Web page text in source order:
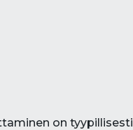
on tyypillisesti